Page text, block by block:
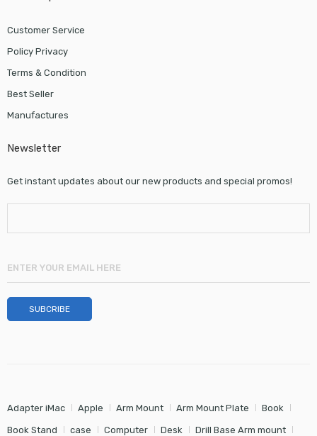
Customer Service
Policy Privacy
Terms & Condition
Best Seller
Manufactures
Newsletter
Get instant updates about our new products and special promos!
Adapter iMac Apple Arm Mount Arm Mount Plate Book
Book Stand case Computer Desk Drill Base Arm mount